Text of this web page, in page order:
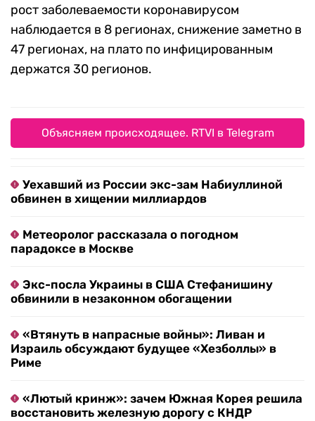
рост заболеваемости коронавирусом
наблюдается в 8 регионах, снижение заметно в
47 регионах, на плато по инфицированным
держатся 30 регионов.
Объясняем происходящее. RTVI в Telegram
Уехавший из России экс-зам Набиуллиной
обвинен в хищении миллиардов
Метеоролог рассказала о погодном
парадоксе в Москве
Экс-посла Украины в США Стефанишину
обвинили в незаконном обогащении
«Втянуть в напрасные войны»: Ливан и
Израиль обсуждают будущее «Хезболлы» в
Риме
«Лютый кринж»: зачем Южная Корея решила
восстановить железную дорогу с КНДР